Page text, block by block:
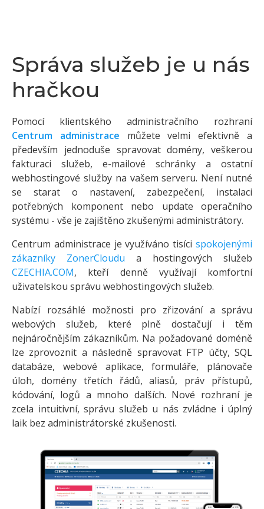
Správa služeb je u nás
hračkou
Pomocí klientského administračního rozhraní
Centrum administrace můžete velmi efektivně a
především jednoduše spravovat domény, veškerou
fakturaci služeb, e-mailové schránky a ostatní
webhostingové služby na vašem serveru. Není nutné
se starat o nastavení, zabezpečení, instalaci
potřebných komponent nebo update operačního
systému - vše je zajištěno zkušenými administrátory.
Centrum administrace je využíváno tisíci spokojenými
zákazníky ZonerCloudu a hostingových služeb
CZECHIA.COM, kteří denně využívají komfortní
uživatelskou správu webhostingových služeb.
Nabízí rozsáhlé možnosti pro zřizování a správu
webových služeb, které plně dostačují i těm
nejnáročnějším zákazníkům. Na požadované doméně
lze zprovoznit a následně spravovat FTP účty, SQL
databáze, webové aplikace, formuláře, plánovače
úloh, domény třetích řádů, aliasů, práv přístupů,
kódování, logů a mnoho dalších. Nové rozhraní je
zcela intuitivní, správu služeb u nás zvládne i úplný
laik bez administrátorské zkušenosti.